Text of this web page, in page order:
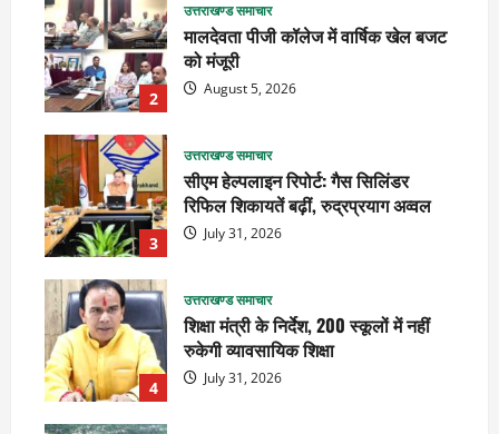
2
उत्तराखण्ड समाचार
मालदेवता पीजी कॉलेज में वार्षिक खेल बजट
को मंजूरी
August 5, 2026
3
उत्तराखण्ड समाचार
सीएम हेल्पलाइन रिपोर्ट: गैस सिलिंडर
रिफिल शिकायतें बढ़ीं, रुद्रप्रयाग अव्वल
July 31, 2026
4
उत्तराखण्ड समाचार
शिक्षा मंत्री के निर्देश, 200 स्कूलों में नहीं
रुकेगी व्यावसायिक शिक्षा
July 31, 2026